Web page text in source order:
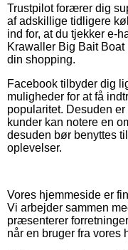
Trustpilot forærer dig
af adskillige tidligere
ind for, at du tjekker e-
Krawaller Big Bait
din shopping.
Facebook tilbyder dig
muligheder for at få
popularitet. Desuden
kunder kan notere en
desuden bør benyttes
oplevelser.
Vores hjemmeside er
Vi arbejder sammen
præsenterer
når en bruger fra vores